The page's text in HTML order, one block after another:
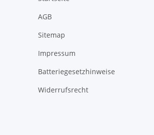
AGB
Sitemap
Impressum
Batteriegesetzhinweise
Widerrufsrecht